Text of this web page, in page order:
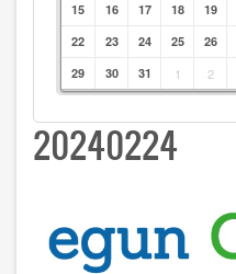
15
16 17 18 19
22
23 24 25 26
29
30 31 1 2
20240224